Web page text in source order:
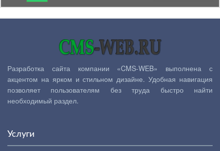
Разработка сайта компании «CMS-WEB» выполнена с
акцентом на ярком и стильном дизайне. Удобная навигация
позволяет пользователям без труда быстро найти
необходимый раздел.
Услуги